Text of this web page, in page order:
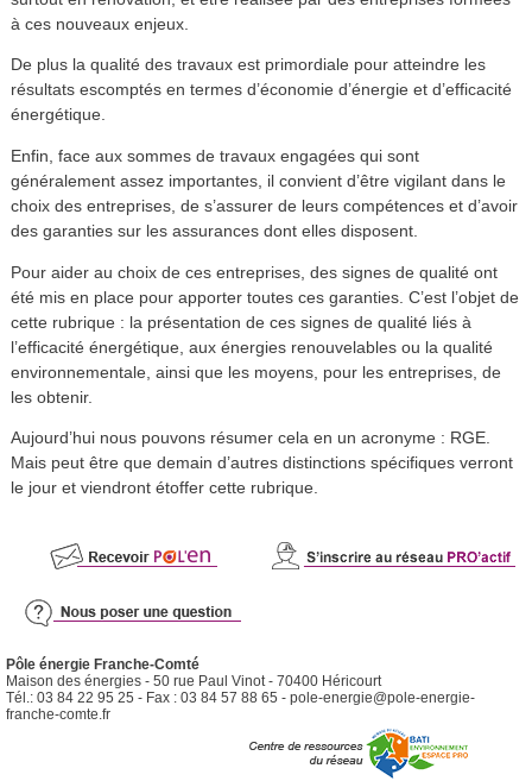
à ces nouveaux enjeux.
De plus la qualité des travaux est primordiale pour atteindre les
résultats escomptés en termes d’économie d’énergie et d’efficacité
énergétique.
Enfin, face aux sommes de travaux engagées qui sont
généralement assez importantes, il convient d’être vigilant dans le
choix des entreprises, de s’assurer de leurs compétences et d’avoir
des garanties sur les assurances dont elles disposent.
Pour aider au choix de ces entreprises, des signes de qualité ont
été mis en place pour apporter toutes ces garanties. C’est l’objet de
cette rubrique : la présentation de ces signes de qualité liés à
l’efficacité énergétique, aux énergies renouvelables ou la qualité
environnementale, ainsi que les moyens, pour les entreprises, de
les obtenir.
Aujourd’hui nous pouvons résumer cela en un acronyme : RGE.
Mais peut être que demain d’autres distinctions spécifiques verront
le jour et viendront étoffer cette rubrique.
Pôle énergie Franche-Comté
Maison des énergies - 50 rue Paul Vinot - 70400 Héricourt
Tél.: 03 84 22 95 25 - Fax : 03 84 57 88 65 - pole-energie@pole-energie-
franche-comte.fr